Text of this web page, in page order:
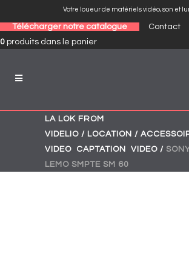
Votre loueur de matériels vidéo, son et
Télécharger notre catalogue Contact
0 produits dans le panier
LA LOK FROM
VIDELIO / LOCATION /
VIDEO
CAPTATION VIDEO /
LEMO SMPTE SM 60